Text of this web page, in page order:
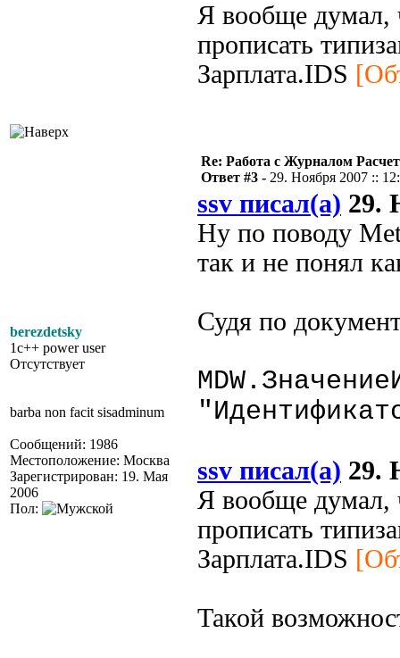
Я вообще думал,
прописать
Зарплата.IDS
berezdetsky
1c++ power user
Отсутствует
barba non facit sisadminum
Сообщений: 1986
Местоположение: Москва
Зарегистрирован: 19. Мая
2006
Пол:
Re: Работа с Журналом
Ответ #3 - 29. Ноября 2007 ::
ssv писал(а) 29.
Ну по поводу
так и не понял
Судя по
ssv писал(а) 29.
Я вообще думал,
прописать
Зарплата.IDS
Такой